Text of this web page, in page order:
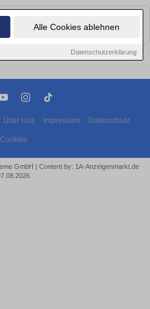
Alle Cookies ablehnen
Datenschutzerklärung
Objekte finden. Schauen Sie
Über Uns Impressum Datenschutz
Cookies
GmbH | Content by: 1A-Anzeigenmarkt.de